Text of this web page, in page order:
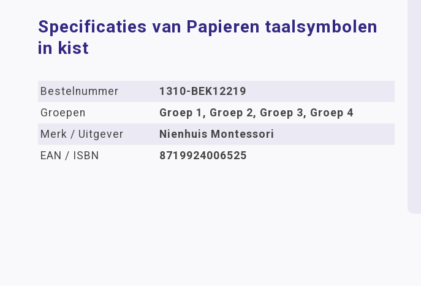
Specificaties van Papieren taalsymbolen
in kist
Bestelnummer
1310-BEK12219
Groepen
Groep 1, Groep 2, Groep 3, Groep 4
Merk / Uitgever
Nienhuis Montessori
EAN / ISBN
8719924006525